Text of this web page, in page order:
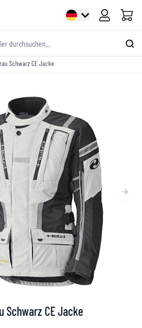
Schwarz CE Jacke
Schwarz CE Jacke